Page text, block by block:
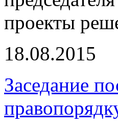
проекты
18.08.2015
Заседание